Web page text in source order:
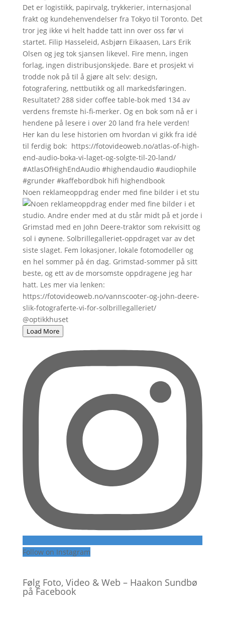
Noen reklameoppdrag ender med fine bilder i et stu
Load More
Follow on Instagram
Følg Foto, Video & Web – Haakon Sundbø
på Facebook